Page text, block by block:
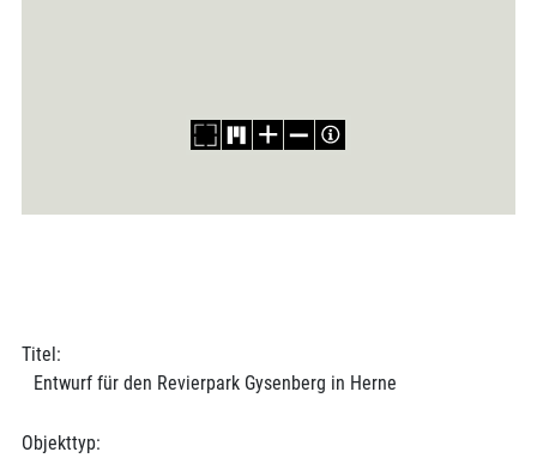
Titel:
Entwurf für den Revierpark Gysenberg in Herne
Objekttyp: